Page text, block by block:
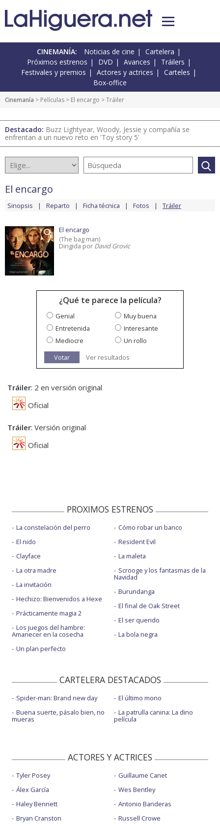
CINEMANÍA: Noticias de cine
Cartelera
Próximos estrenos
DVD Avances
Tráilers
Festivales y premios
Actores y actrices
Carteles
Box-office
Cinemanía > Películas > El encargo > Tráiler
Destacado: Buzz Lightyear, Woody, Jessie y compañía se
enfrentan a un nuevo reto en 'Toy story 5'
El encargo
Sinopsis Reparto Ficha técnica Fotos Tráiler
El encargo
(The bag man)
Dirigida por David Grovic
¿Qué te parece la película?
Genial
Muy buena
Entretenida
Interesante
Mediocre
Un rollo
Votar
Ver resultados
Tráiler: 2 en versión original
Oficial
Tráiler: Versión original
Oficial
PROXIMOS ESTRENOS
La constelación del perro
El nido
Clayface
La otra madre
La invitación
Hechizo: Bienvenidos a Hexe
Prácticamente magia 2
Los juegos del hambre:
Amanecer en la cosecha
Un plan perfecto
Cómo robar un banco
Resident Evil
La maleta
Scrooge y los fantasmas de la
Navidad
Burundanga
El final de Oak Street
El ser querido
La bola negra
CARTELERA DESTACADOS
Spider-man: Brand new day
Buena suerte, pásalo bien, no
mueras
El último mono
La patrulla canina: La dino
película
ACTORES Y ACTRICES
Tyler Posey
Álex García
Haley Bennett
Bryan Cranston
Guillaume Canet
Wes Bentley
Antonio Banderas
Russell Crowe